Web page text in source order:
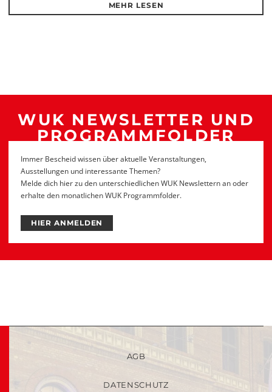
MEHR LESEN
WUK NEWSLETTER UND
PROGRAMMFOLDER
Immer Bescheid wissen über aktuelle Veranstaltungen,
Ausstellungen und interessante Themen?
Melde dich hier zu den unterschiedlichen WUK Newslettern an oder
erhalte den monatlichen WUK Programmfolder.
HIER ANMELDEN
AGB
DATENSCHUTZ